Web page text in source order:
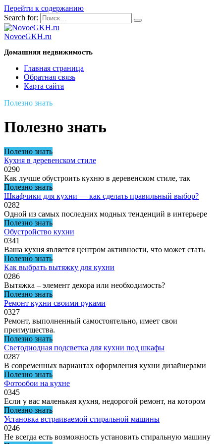
Перейти к содержанию
Search for:
NovoeGKH.ru
Домашняя недвижимость
Главная страница
Обратная связь
Карта сайта
Полезно знать
Полезно знать
Полезно знать
Кухня в деревенском стиле
0290
Как лучше обустроить кухню в деревенском стиле, так
Полезно знать
Шкафчики для кухни — как сделать правильный выбор?
0282
Одной из самых последних модных тенденций в интерьере
Полезно знать
Обустройство кухни
0341
Ваша кухня является центром активности, что может стать
Полезно знать
Как выбрать вытяжку для кухни
0286
Вытяжка – элемент декора или необходимость?
Полезно знать
Ремонт кухни своими руками
0327
Ремонт, выполненный самостоятельно, имеет свои
преимущества.
Полезно знать
Светодиодная подсветка для кухни под шкафы
0287
В современных вариантах оформления кухни дизайнерами
Полезно знать
Фотообои на кухне
0345
Если у вас маленькая кухня, недорогой ремонт, на котором
Полезно знать
Установка встраиваемой стиральной машины
0246
Не всегда есть возможность установить стиральную машину